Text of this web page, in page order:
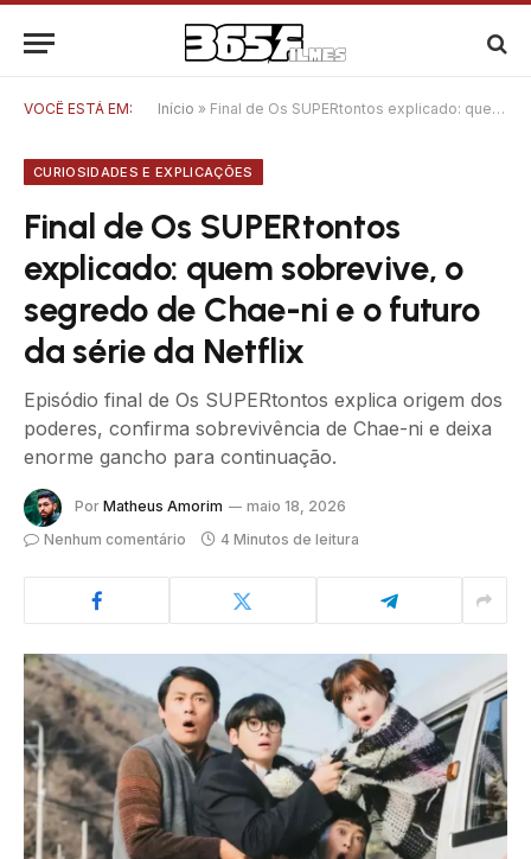
VOCÊ ESTÁ EM: Início » Final de Os SUPERtontos explicado: quem sobrevive, o segredo de Chae-ni e o futuro da série da Netflix
CURIOSIDADES E EXPLICAÇÕES
Final de Os SUPERtontos
explicado: quem sobrevive, o
segredo de Chae-ni e o futuro
da série da Netflix
Episódio final de Os SUPERtontos explica origem dos
poderes, confirma sobrevivência de Chae-ni e deixa
enorme gancho para continuação.
Por Matheus Amorim
maio 18, 2026
Nenhum comentário
4 Minutos de leitura